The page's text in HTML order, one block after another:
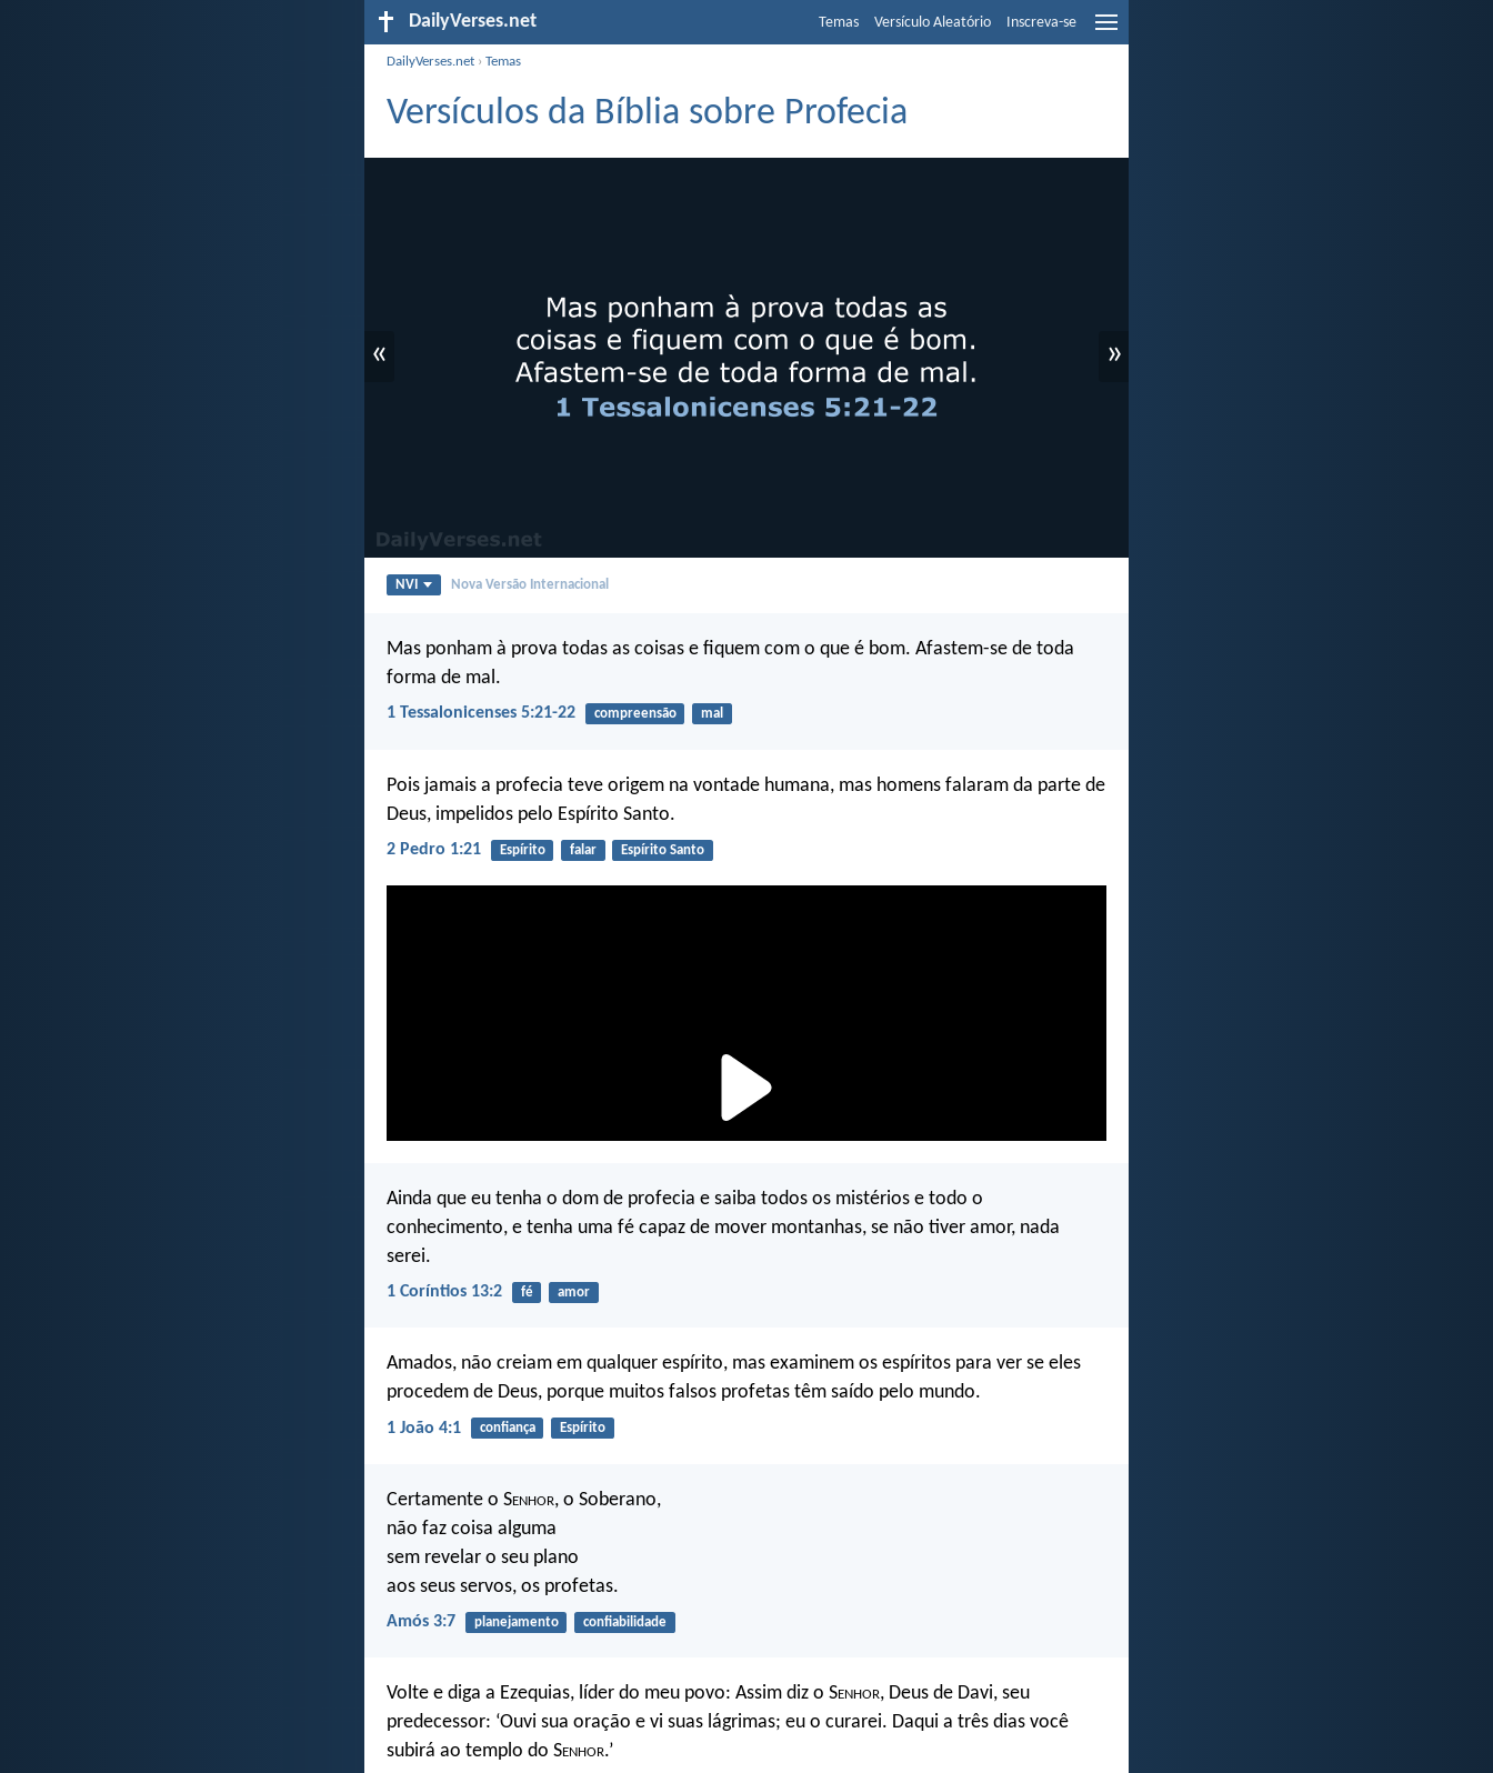
DailyVerses.net Temas Versículo Aleatório Inscreva-se
DailyVerses.net ›Temas
Versículos da Bíblia sobre Profecia
« »
NVI Nova Versão Internacional
Mas ponham à prova todas as coisas e fiquem com o que é bom. Afastem-se de toda
forma de mal.
1 Tessalonicenses 5:21-22 compreensão mal
Pois jamais a profecia teve origem na vontade humana, mas homens falaram da parte de
Deus, impelidos pelo Espírito Santo.
2 Pedro 1:21 Espírito falar Espírito Santo
Ainda que eu tenha o dom de profecia e saiba todos os mistérios e todo o
conhecimento, e tenha uma fé capaz de mover montanhas, se não tiver amor, nada
serei.
1 Coríntios 13:2 fé amor
Amados, não creiam em qualquer espírito, mas examinem os espíritos para ver se eles
procedem de Deus, porque muitos falsos profetas têm saído pelo mundo.
1 João 4:1 confiança Espírito
Certamente o Senhor, o Soberano,
não faz coisa alguma
sem revelar o seu plano
aos seus servos, os profetas.
Amós 3:7 planejamento confiabilidade
Volte e diga a Ezequias, líder do meu povo: Assim diz o Senhor, Deus de Davi, seu
predecessor: ‘Ouvi sua oração e vi suas lágrimas; eu o curarei. Daqui a três dias você
subirá ao templo do Senhor.’